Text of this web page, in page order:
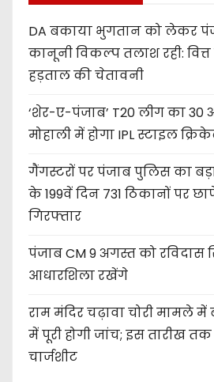
DA बकाया भुगतान को लेकर
कानूनी विकल्प तलाश रही: वित्त
हड़ताल की चेतावनी
‘शेर-ए-पंजाब’ T20 लीग का
मोहाली में होगा IPL स्टाइल
गैंगस्टरों पर पंजाब पुलिस का
के 199वें दिन 731 ठिकानों पर
गिरफ्तार
पंजाब CM 9 अगस्त को रविदास
आधारशिला रखेंगे
राम मंदिर चढ़ावा चोरी मामले में
में पूरी होगी जांच; इस तारीख तक
चार्जशीट